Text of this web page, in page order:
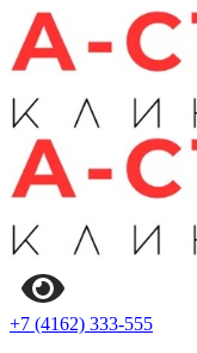
+7 (4162) 333-555